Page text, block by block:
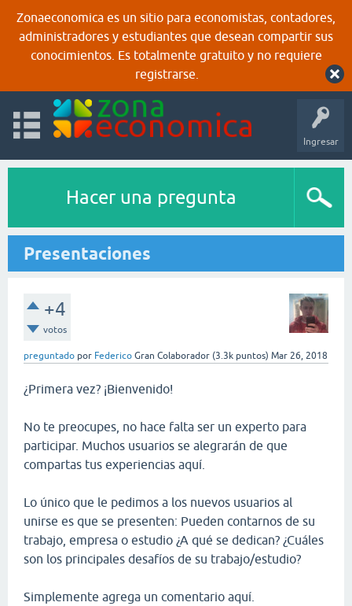
Zonaeconomica es un sitio para economistas, contadores,
administradores y estudiantes que desean compartir sus
conocimientos. Es totalmente gratuito y no requiere
registrarse.
Ingresar
Hacer una pregunta
Presentaciones
+4
votos
preguntado por Federico Gran Colaborador (3.3k puntos) Mar 26, 2018
¿Primera vez? ¡Bienvenido!
No te preocupes, no hace falta ser un experto para
participar. Muchos usuarios se alegrarán de que
compartas tus experiencias aquí.
Lo único que le pedimos a los nuevos usuarios al
unirse es que se presenten: Pueden contarnos de su
trabajo, empresa o estudio ¿A qué se dedican? ¿Cuáles
son los principales desafíos de su trabajo/estudio?
Simplemente agrega un comentario aquí.